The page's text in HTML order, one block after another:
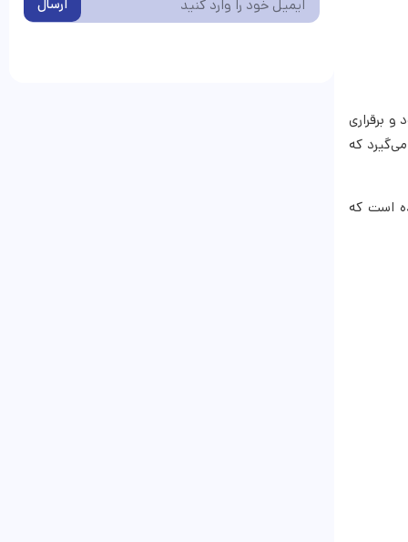
برقراری
که
است که